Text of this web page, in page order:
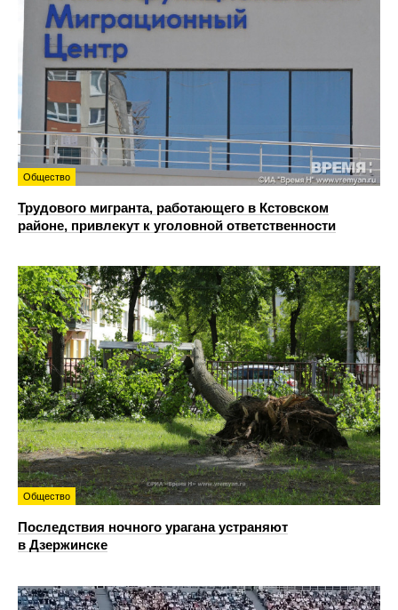
Общество
Трудового мигранта, работающего в Кстовском
районе, привлекут к уголовной ответственности
Общество
Последствия ночного урагана устраняют
в Дзержинске